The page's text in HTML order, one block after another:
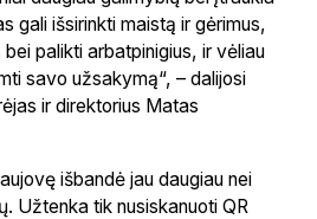
gali išsirinkti maistą ir gėrimus,
palikti arbatpinigius, ir vėliau
savo užsakymą“, – dalijosi
ir direktorius Matas
išbandė jau daugiau nei
Užtenka tik nusiskanuoti QR